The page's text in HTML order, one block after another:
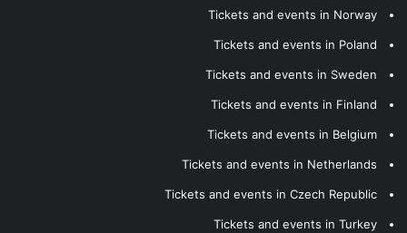
Tickets and events in Norway
Tickets and events in Poland
Tickets and events in Sweden
Tickets and events in Finland
Tickets and events in Belgium
Tickets and events in Netherlands
Tickets and events in Czech Republic
Tickets and events in Turkey